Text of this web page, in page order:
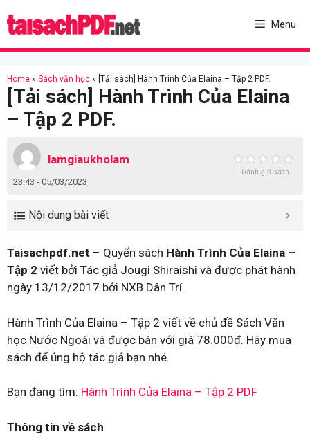
to
Menu
Home » Sách văn học » [Tải sách] Hành Trình Của Elaina – Tập 2 PDF.
[Tải sách] Hành Trình Của Elaina
– Tập 2 PDF.
lamgiaukholam
23:43 - 05/03/2023
Đánh giá sách
Nội dung bài viết
Taisachpdf.net – Quyển sách Hành Trình Của Elaina –
Tập 2 viết bởi Tác giả Jougi Shiraishi và được phát hành
ngày 13/12/2017 bởi NXB Dân Trí.
Hành Trình Của Elaina – Tập 2 viết về chủ đề Sách Văn
học Nước Ngoài và được bán với giá 78.000đ. Hãy mua
sách để ủng hộ tác giả bạn nhé.
Bạn đang tìm: Hành Trình Của Elaina – Tập 2 PDF
Thông tin về sách